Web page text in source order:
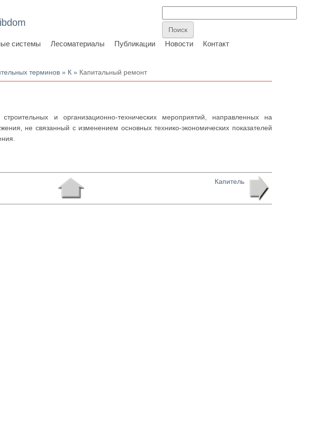
системы Лесоматериалы Публикации Новости Контакт
терминов » К » Капитальный ремонт
и организационно-технических мероприятий, направленных на
не связанный с изменением основных технико-экономических показателей
Капитель